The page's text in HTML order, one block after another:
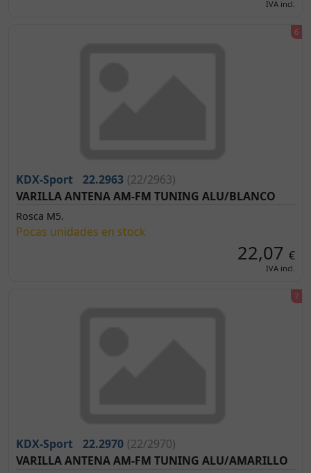
IVA incl.
KDX-Sport 22.2963 (22/2963)
VARILLA ANTENA AM-FM TUNING ALU/BLANCO
Rosca M5.
Pocas unidades en stock
22,07 €
IVA incl.
KDX-Sport 22.2970 (22/2970)
VARILLA ANTENA AM-FM TUNING ALU/AMARILLO